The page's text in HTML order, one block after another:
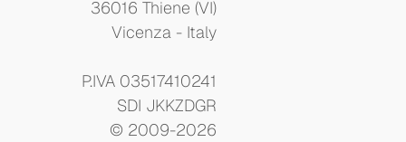
36016 Thiene (VI)
Vicenza - Italy
P.IVA 03517410241
SDI JKKZDGR
© 2009-2026